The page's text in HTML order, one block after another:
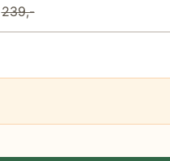
239,-